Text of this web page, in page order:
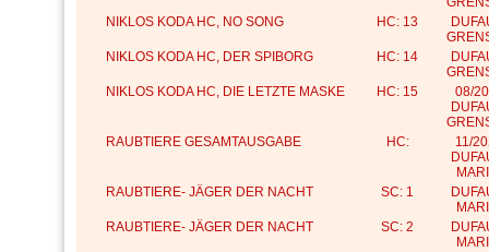
NIKLOS KODA HC, NO SONG
HC: 13
NIKLOS KODA HC, DER SPIBORG
HC: 14
NIKLOS KODA HC, DIE LETZTE MASKE
HC: 15
08/
RAUBTIERE GESAMTAUSGABE
HC:
11/
RAUBTIERE- JÄGER DER NACHT
SC: 1
RAUBTIERE- JÄGER DER NACHT
SC: 2